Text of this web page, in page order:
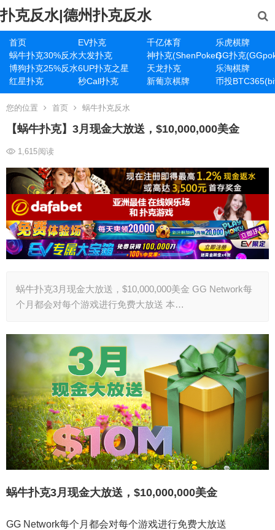
扑克反水|德州扑克反水
首页 EV扑克 千亿体育
乐虎棋牌
蜗牛扑克30%反水大发扑克 神扑克(ShenPoker)GG扑克
博狗扑克25%反水6UP扑克之星 天龙扑克
乐淘棋牌
红星扑克
秒Call扑克 新葡京棋牌 币投
您的位置 首页 蜗牛扑克反水
【蜗牛扑克】3月现金大放送，$10,000,000美金
1,615阅读
蜗牛扑克3月现金大放送，$10,000,000美金 GG Network每
个月都会对每个游戏进行免费大放送 本…
蜗牛扑克3月现金大放送，$10,000,000美金
GG Network每个月都会对每个游戏进行免费大放送